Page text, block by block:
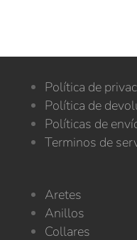
Política de
Política de
Políticas de
Terminos de
Aretes
Anillos
Collares